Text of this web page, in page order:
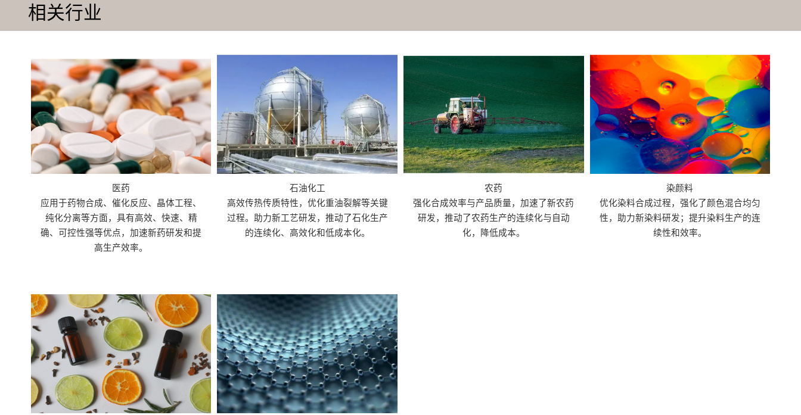
相关行业
医药
应用于药物合成、催化反应、晶体工程、
纯化分离等方面，具有高效、快速、精
确、可控性强等优点，加速新药研发和提
高生产效率。
石油化工
高效传热传质特性，优化重油裂解等关键
过程。助力新工艺研发，推动了石化生产
的连续化、高效化和低成本化。
农药
强化合成效率与产品质量，加速了新农药
研发，推动了农药生产的连续化与自动
化，降低成本。
染颜料
优化染料合成过程，强化了颜色混合均匀
性，助力新染料研发；提升染料生产的连
续性和效率。